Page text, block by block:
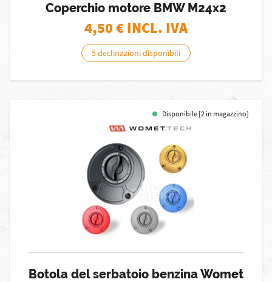
Coperchio motore BMW M24x2
4,50€ INCL. IVA
5 declinazioni disponibili
Disponibile [2 in magazzino]
Botola del serbatoio benzina Womet